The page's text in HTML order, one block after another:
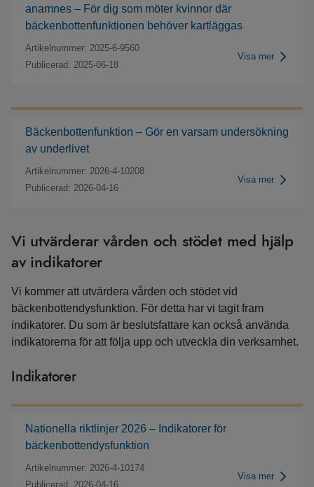
anamnes – För dig som möter kvinnor där
bäckenbottenfunktionen behöver kartläggas
Artikelnummer: 2025-6-9560
Publicerad: 2025-06-18
Visa mer
Bäckenbottenfunktion – Gör en varsam undersökning
av underlivet
Artikelnummer: 2026-4-10208
Publicerad: 2026-04-16
Visa mer
Vi utvärderar vården och stödet med hjälp
av indikatorer
Vi kommer att utvärdera vården och stödet vid
bäckenbottendysfunktion. För detta har vi tagit fram
indikatorer. Du som är beslutsfattare kan också använda
indikatorerna för att följa upp och utveckla din verksamhet.
Indikatorer
Nationella riktlinjer 2026 – Indikatorer för
bäckenbottendysfunktion
Artikelnummer: 2026-4-10174
Publicerad: 2026-04-16
Visa mer